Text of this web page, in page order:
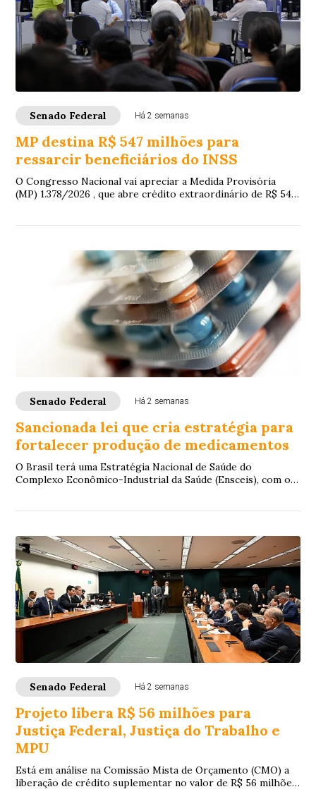
Senado Federal Há 2 semanas
MP destina R$ 547 milhões para
ressarcir beneficiários do INSS
O Congresso Nacional vai apreciar a Medida Provisória
(MP) 1.378/2026 , que abre crédito extraordinário de R$ 547
Senado Federal Há 2 semanas
Sancionada lei que cria estratégia para
fortalecer produção de medicamentos
O Brasil terá uma Estratégia Nacional de Saúde do
Complexo Econômico-Industrial da Saúde (Ensceis), com o
Senado Federal Há 2 semanas
Projeto libera R$ 56 milhões para
Justiça Federal, Justiça do Trabalho e
MPU
Está em análise na Comissão Mista de Orçamento (CMO) a
liberação de crédito suplementar no valor de R$ 56 milhões